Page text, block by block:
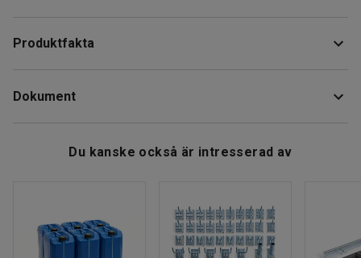
universalborst som passar för vanlig rengöring på alla ytor.
Pack Adv.
Produktfakta
Färg: Svart
Dokument
Du kanske också är intresserad av